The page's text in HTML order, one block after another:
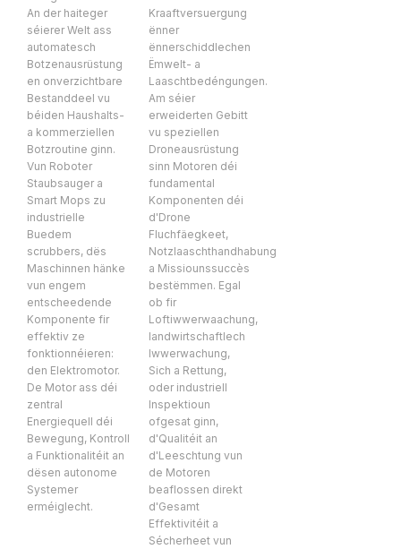
An der haiteger
séierer Welt ass
automatesch
Botzenausrüstung
en onverzichtbare
Bestanddeel vu
béiden Haushalts-
a kommerziellen
Botzroutine ginn.
Vun Roboter
Staubsauger a
Smart Mops zu
industrielle
Buedem
scrubbers, dës
Maschinnen hänke
vun engem
entscheedende
Komponente fir
effektiv ze
fonktionnéieren:
den Elektromotor.
De Motor ass déi
zentral
Energiequell déi
Bewegung, Kontroll
a Funktionalitéit an
dësen autonome
Systemer
erméiglecht.
Kraaftversuergung
ënner
ënnerschiddlechen
Ëmwelt- a
Laaschtbedéngungen.
Am séier
erweiderten Gebitt
vu speziellen
Droneausrüstung
sinn Motoren déi
fundamental
Komponenten déi
d'Drone
Fluchfäegkeet,
Notzlaaschthandhabung
a Missiounssuccès
bestëmmen. Egal
ob fir
Loftiwwerwaachung,
landwirtschaftlech
Iwwerwachung,
Sich a Rettung,
oder industriell
Inspektioun
ofgesat ginn,
d'Qualitéit an
d'Leeschtung vun
de Motoren
beaflossen direkt
d'Gesamt
Effektivitéit a
Sécherheet vun